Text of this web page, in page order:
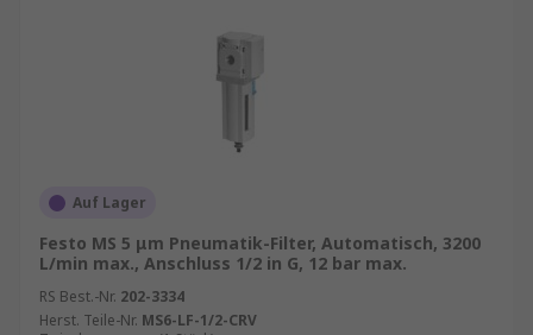
Auf Lager
Festo MS 5 μm Pneumatik-Filter, Automatisch, 3200
L/min max., Anschluss 1/2 in G, 12 bar max.
RS Best.-Nr. 202-3334
Herst. Teile-Nr. MS6-LF-1/2-CRV